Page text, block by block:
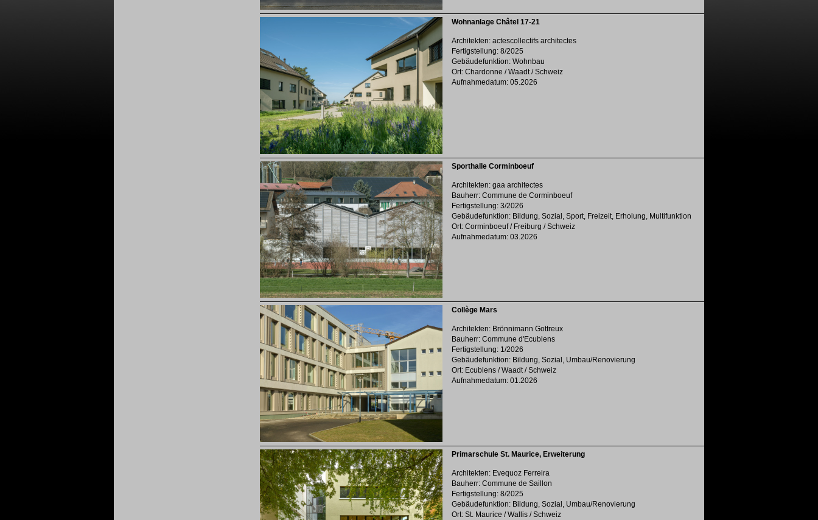
Wohnanlage Châtel 17-21
Architekten: actescollectifs architectes
Fertigstellung: 8/2025
Gebäudefunktion: Wohnbau
Ort: Chardonne / Waadt / Schweiz
Aufnahmedatum: 05.2026
Sporthalle Corminboeuf
Architekten: gaa architectes
Bauherr: Commune de Corminboeuf
Fertigstellung: 3/2026
Gebäudefunktion: Bildung, Sozial, Sport, Freizeit, Erholung, Multifunktion
Ort: Corminboeuf / Freiburg / Schweiz
Aufnahmedatum: 03.2026
Collège Mars
Architekten: Brönnimann Gottreux
Bauherr: Commune d'Ecublens
Fertigstellung: 1/2026
Gebäudefunktion: Bildung, Sozial, Umbau/Renovierung
Ort: Ecublens / Waadt / Schweiz
Aufnahmedatum: 01.2026
Primarschule St. Maurice, Erweiterung
Architekten: Evequoz Ferreira
Bauherr: Commune de Saillon
Fertigstellung: 8/2025
Gebäudefunktion: Bildung, Sozial, Umbau/Renovierung
Ort: St. Maurice / Wallis / Schweiz